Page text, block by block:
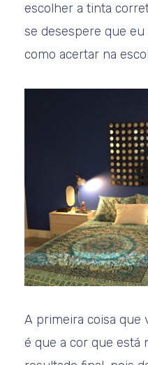
escolher a tinta
se desespere que
como acertar na
A primeira coisa que
é que a cor que está